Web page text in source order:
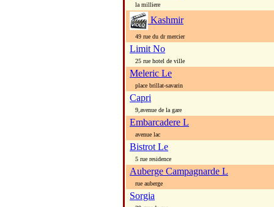
la milliere
Kashmir
49 rue du dr mercier
Limit No
25 rue hotel de ville
Meleric Le
place brillat-savarin
Capri
9,avenue de la gare
Embarcadere L
avenue lac
Bistrot Le
5 rue residence
Auberge Campagnarde L
rue auberge
Sorgia